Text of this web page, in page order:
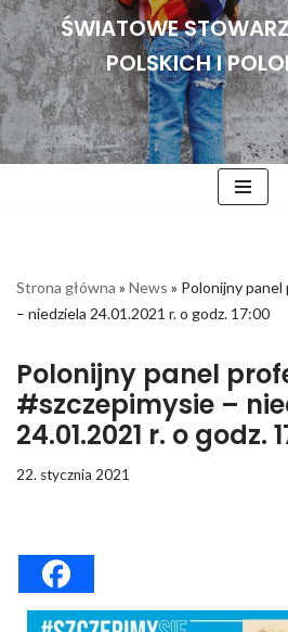
ŚWIATOWE
POLSKICH I
Strona główna » News » Polonijny
– niedziela 24.01.2021 r. o godz. 17:00
Polonijny panel
#szczepimysie –
24.01.2021 r. o godz.
22. stycznia 2021